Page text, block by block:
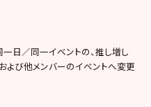
日／同一イベントの、推し増し
よび他メンバーのイベントへ変更